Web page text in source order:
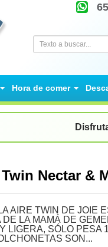
Hora de comer
Nectar &
AIRE TWIN DE JOIE
DE LA MAMÁ DE
LIGERA, SÓLO PESA
SON...